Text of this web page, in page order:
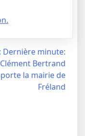
Dernière minute:
Clément Bertrand
la mairie de
Fréland